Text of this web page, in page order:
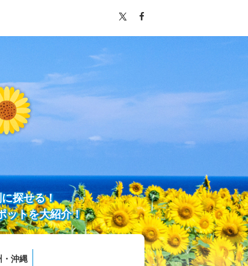
探せる！
ットを大紹介！
・沖縄